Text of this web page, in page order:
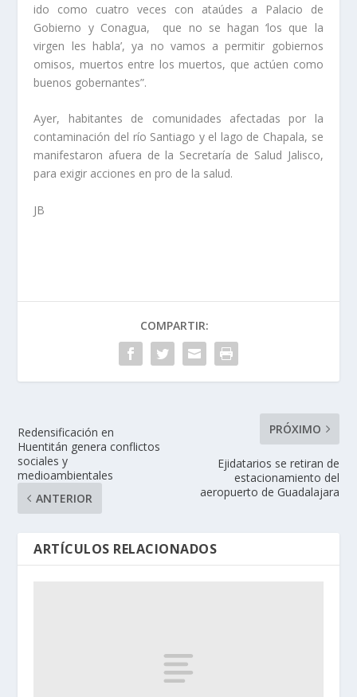
ido como cuatro veces con ataúdes a Palacio de
Gobierno y Conagua, que no se hagan ‘los que la
virgen les habla’, ya no vamos a permitir gobiernos
omisos, muertos entre los muertos, que actúen como
buenos gobernantes”.
Ayer, habitantes de comunidades afectadas por la
contaminación del río Santiago y el lago de Chapala, se
manifestaron afuera de la Secretaría de Salud Jalisco,
para exigir acciones en pro de la salud.
JB
COMPARTIR:
Redensificación en
Huentitán genera conflictos
sociales y
medioambientales
ANTERIOR
PRÓXIMO
Ejidatarios se retiran de
estacionamiento del
aeropuerto de Guadalajara
ARTÍCULOS RELACIONADOS